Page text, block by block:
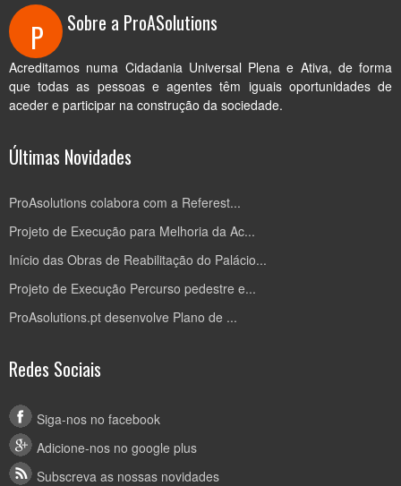
P Sobre a ProASolutions
Acreditamos numa Cidadania Universal Plena e Ativa, de forma
que todas as pessoas e agentes têm iguais oportunidades de
aceder e participar na construção da sociedade.
Últimas Novidades
ProAsolutions colabora com a Referest...
Projeto de Execução para Melhoria da Ac...
Início das Obras de Reabilitação do Palácio...
Projeto de Execução Percurso pedestre e...
ProAsolutions.pt desenvolve Plano de ...
Redes Sociais
Siga-nos no facebook
Adicione-nos no google plus
Subscreva as nossas novidades